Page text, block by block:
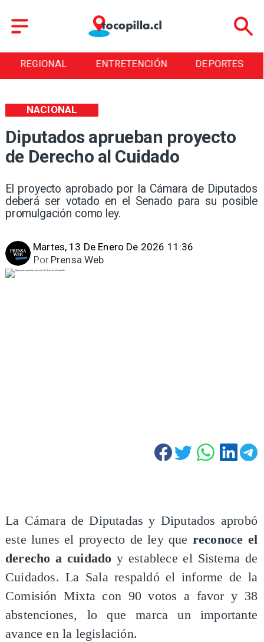
REGIONAL ENTRETENCIÓN DEPORTES
Diputados aprueban proyecto
de Derecho al Cuidado
El proyecto aprobado por la Cámara de Diputados
deberá ser votado en el Senado para su posible
promulgación como ley.
NACIONAL
Martes, 13 De Enero De 2026 11:36
Prensa Web
Por
La Cámara de Diputadas y Diputados aprobó
este lunes el proyecto de ley que reconoce el
derecho a cuidado y establece el Sistema de
Cuidados. La Sala respaldó el informe de la
Comisión Mixta con 90 votos a favor y 38
abstenciones, lo que marca un importante
avance en la legislación.